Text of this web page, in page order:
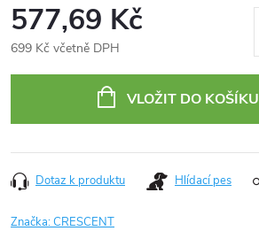
577,69 Kč
699 Kč včetně DPH
VLOŽIT DO KOŠÍKU
Dotaz k produktu Hlídací pes
Značka:CRESCENT